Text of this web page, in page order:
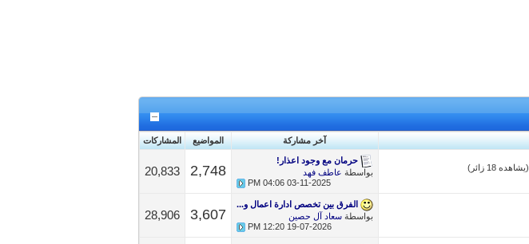
آخر مشاركة المواضيع المشاركات
(يشاهده 18 زائر)
حرمان مع وجود اعذار!
بواسطة عاطف فهد
03-11-2025
04:06 PM
2,748
20,833
الفرق بين تخصص ادارة اعمال و...
بواسطةسعاد آل حصين
19-07-2026
12:20 PM
3,607
28,906